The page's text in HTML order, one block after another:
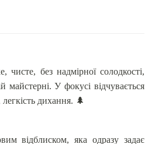
без надмірної солодкості,
майстерні. У фокусі відчувається
дихання. 🌲
відблиском, яка одразу задає